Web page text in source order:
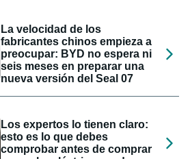
La velocidad de los
fabricantes chinos empieza a
preocupar: BYD no espera ni
seis meses en preparar una
nueva versión del Seal 07
Los expertos lo tienen claro:
esto es lo que debes
comprobar antes de comprar